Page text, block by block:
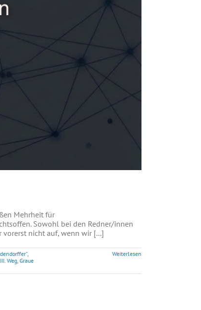
Mehrheit für
Sowohl bei den Redner/innen
vorerst nicht auf, wenn wir [...]
,
Weg, Graue
Weiterlesen